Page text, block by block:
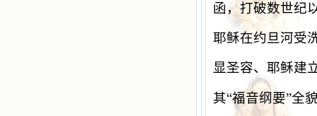
函，打破数世纪
耶稣在约旦河受
显圣容、耶稣建
其“福音纲要”全